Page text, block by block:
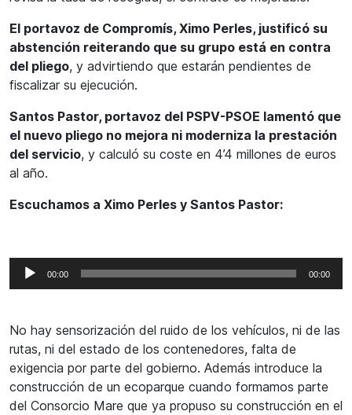
El portavoz de Compromís, Ximo Perles, justificó su
abstención reiterando que su grupo está en contra
del pliego, y advirtiendo que estarán pendientes de
fiscalizar su ejecución.
Santos Pastor, portavoz del PSPV-PSOE lamentó que
el nuevo pliego no mejora ni moderniza la prestación
del servicio, y calculó su coste en 4’4 millones de euros
al año.
Escuchamos a Ximo Perles y Santos Pastor:
Reproductor
00:00 00:00
No hay sensorización del ruido de los vehículos, ni de las
rutas, ni del estado de los contenedores, falta de
exigencia por parte del gobierno. Además introduce la
construcción de un ecoparque cuando formamos parte
del Consorcio Mare que ya propuso su construcción en el